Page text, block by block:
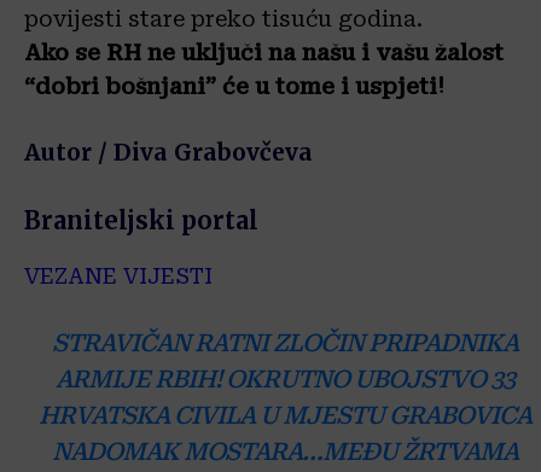
povijesti stare preko tisuću godina.
Ako se RH ne uključi na našu i vašu žalost
“dobri bošnjani” će u tome i uspjeti!
Autor / Diva Grabovčeva
Braniteljski portal
VEZANE VIJESTI
STRAVIČAN RATNI ZLOČIN PRIPADNIKA
ARMIJE RBIH! OKRUTNO UBOJSTVO 33
HRVATSKA CIVILA U MJESTU GRABOVICA
NADOMAK MOSTARA…MEĐU ŽRTVAMA